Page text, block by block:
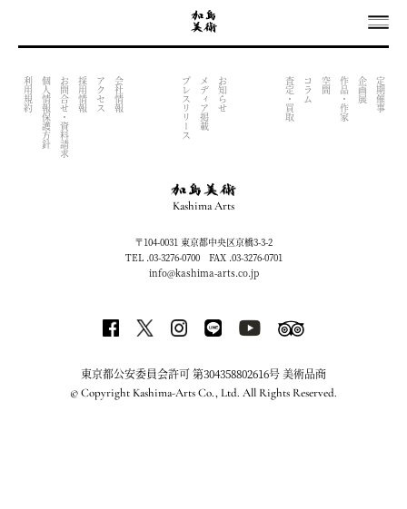
OUTPUT INDEX FILE (NOW UNDER CONSTRACTION)
定期催事
企画展
作品・作家
空間
コラム
査定・買取
お知らせ
メディア掲載
プレスリリース
会社情報
アクセス
採用情報
お問合せ・資料請求
個人情報保護方針
利用規約
Kashima Arts
〒104-0031 東京都中央区京橋3-3-2
TEL .03-3276-0700 FAX .03-3276-0701
info@kashima-arts.co.jp
東京都公安委員会許可 第304358802616号 美術品商
© Copyright Kashima-Arts Co., Ltd. All Rights Reserved.